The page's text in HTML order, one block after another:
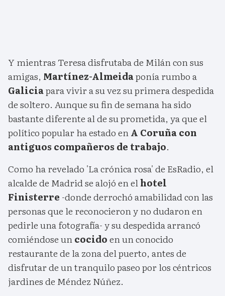
Y mientras Teresa disfrutaba de Milán con sus
amigas, Martínez-Almeidaponía rumbo a
Galiciapara vivir a su vez su primera despedida
de soltero. Aunque su fin de semana ha sido
bastante diferente al de su prometida, ya que el
político popular ha estado enA Coruña con
antiguos compañeros de trabajo.
Como ha revelado 'La crónica rosa' de EsRadio, el
alcalde de Madrid se alojó en elhotel
Finisterre -donde derrochó amabilidad con las
personas que le reconocieron y no dudaron en
pedirle una fotografía- y su despedida arrancó
comiéndose uncocidoen un conocido
restaurante de la zona del puerto, antes de
disfrutar de un tranquilo paseo por los céntricos
jardines de Méndez Núñez.